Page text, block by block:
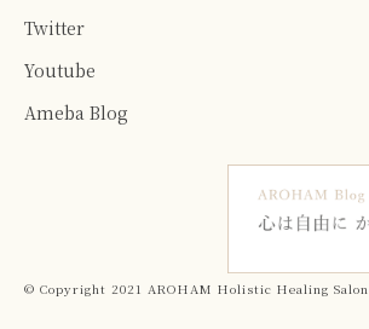
Twitter
Youtube
Ameba Blog
© Copyright 2021 AROHAM Holistic Healing Salon